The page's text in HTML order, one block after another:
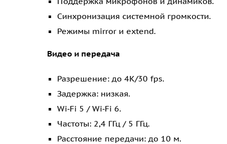
Синхронизация системной громкости.
Режимы mirror и extend.
Видео и передача
Разрешение: до 4K/30 fps.
Задержка: низкая.
Wi‑Fi 5 / Wi‑Fi 6.
Частоты: 2,4 ГГц / 5 ГГц.
Расстояние передачи: до 10 м.